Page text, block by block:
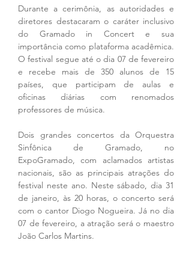
Durante a cerimônia, as autoridades e
diretores destacaram o caráter inclusivo
do Gramado in Concert e sua
importância como plataforma acadêmica.
O festival segue até o dia 07 de fevereiro
e recebe mais de 350 alunos de 15
países, que participam de aulas e
oficinas diárias com renomados
professores de música.
Dois grandes concertos da Orquestra
Sinfônica de Gramado, no
ExpoGramado, com aclamados artistas
nacionais, são as principais atrações do
festival neste ano. Neste sábado, dia 31
de janeiro, às 20 horas, o concerto será
com o cantor Diogo Nogueira. Já no dia
07 de fevereiro, a atração será o maestro
João Carlos Martins.